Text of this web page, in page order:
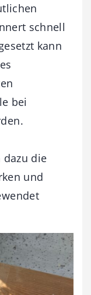
schnell
kann
bei
dazu die
und